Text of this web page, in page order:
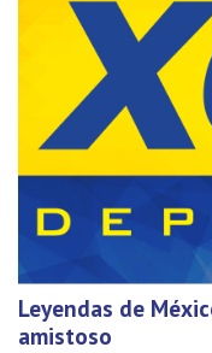
Leyendas de
amistoso